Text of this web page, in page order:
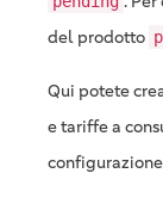
del prodotto
Qui potete
e tariffe a